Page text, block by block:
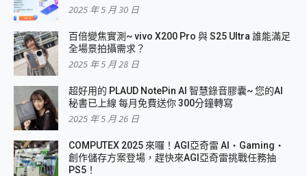
2025 年 5 月 30 日
百倍變焦實測~ vivo X200 Pro 與 S25 Ultra 誰能滿足
全場景拍攝需求？
2025 年 5 月 28 日
超好用的 PLAUD NotePin AI 智慧錄音膠囊~ 您的AI
秘書已上線 每月免費送你 300分鐘轉寫
2025 年 5 月 26 日
COMPUTEX 2025 來囉！AGI亞奇雷 AI・Gaming・
創作儲存方案登場，趕快來AGI亞奇雷挑戰任務抽
PS5！